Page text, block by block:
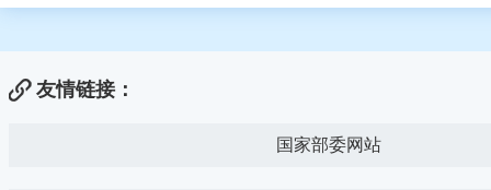
友情链接：
国家部委网站